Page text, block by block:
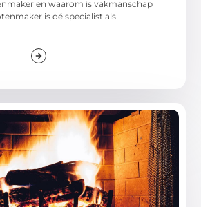
en waarom is vakmanschap
is dé specialist als